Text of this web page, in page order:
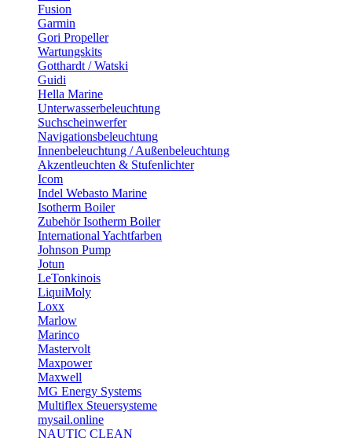
Fusion
Garmin
Gori Propeller
Wartungskits
Gotthardt / Watski
Guidi
Hella Marine
Unterwasserbeleuchtung
Suchscheinwerfer
Navigationsbeleuchtung
Innenbeleuchtung / Außenbeleuchtung
Akzentleuchten & Stufenlichter
Icom
Indel Webasto Marine
Isotherm Boiler
Zubehör Isotherm Boiler
International Yachtfarben
Johnson Pump
Jotun
LeTonkinois
LiquiMoly
Loxx
Marlow
Marinco
Mastervolt
Maxpower
Maxwell
MG Energy Systems
Multiflex Steuersysteme
mysail.online
NAUTIC CLEAN